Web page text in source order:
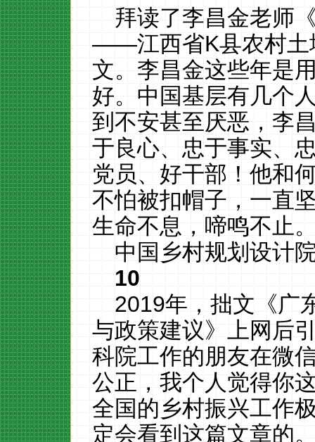
拜读了李昌金老师
——江西省K县农村土
文。李昌金这些年是
好。中国基层有几个
到不安甚至厌恶，李
于良心、忠于事实、
党员、好干部！他和
不怕被扣帽子，一直
生命不息，啼鸣不止
中国乡村规划设计
10
2019年，拙文《广
与政策建议》上网后
科院工作的朋友在微
公正，我个人觉得你
全国的乡村振兴工作
定会看到这篇文章的